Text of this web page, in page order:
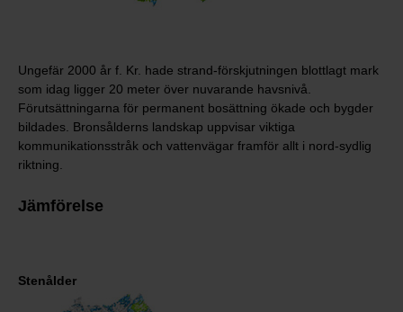
Ungefär 2000 år f. Kr. hade strand-förskjutningen blottlagt mark
som idag ligger 20 meter över nuvarande havsnivå.
Förutsättningarna för permanent bosättning ökade och bygder
bildades. Bronsålderns landskap uppvisar viktiga
kommunikationsstråk och vattenvägar framför allt i nord-sydlig
riktning.
Jämförelse
Stenålder